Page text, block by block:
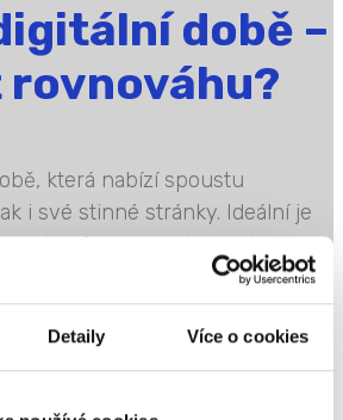
Detaily Více o cookies
době –
která nabízí spoustu
i své stinné stránky. Ideální je
technologiemi a
„ohrožené druhy“ patří právě
technologie, aniž